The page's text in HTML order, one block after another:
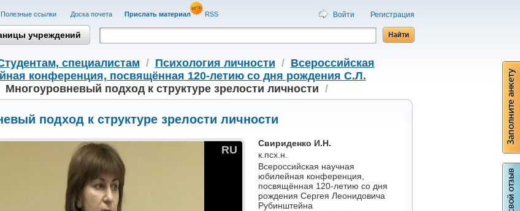
Полезные cсылки Доска почета Прислать материал RSS Войти Регистрация
учреждений
cпециалистам / Психология личности / Всероссийская
конференция, посвящённая 120-летию со дня рождения С.Л.
Многоуровневый подход к структуре зрелости личности /
подход к структуре зрелости личности
RU
Свириденко И.Н.
к.псх.н.
Всероссийская научная
юбилейная конференция,
посвящённая 120-летию со дня
рождения Сергея Леонидовича
Рубинштейна